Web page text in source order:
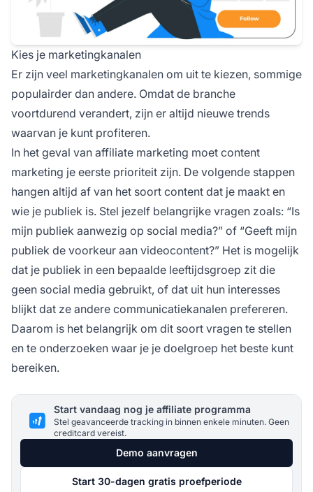
Kies je marketingkanalen
Er zijn veel marketingkanalen om uit te kiezen, sommige
populairder dan andere. Omdat de branche
voortdurend verandert, zijn er altijd nieuwe trends
waarvan je kunt profiteren.
In het geval van affiliate marketing moet content
marketing je eerste prioriteit zijn. De volgende stappen
hangen altijd af van het soort content dat je maakt en
wie je publiek is. Stel jezelf belangrijke vragen zoals: “Is
mijn publiek aanwezig op social media?” of “Geeft mijn
publiek de voorkeur aan videocontent?” Het is mogelijk
dat je publiek in een bepaalde leeftijdsgroep zit die
geen social media gebruikt, of dat uit hun interesses
blijkt dat ze andere communicatiekanalen prefereren.
Daarom is het belangrijk om dit soort vragen te stellen
en te onderzoeken waar je je doelgroep het beste kunt
bereiken.
Start vandaag nog je affiliate programma
Stel geavanceerde tracking in binnen enkele minuten. Geen
creditcard vereist.
Demo aanvragen
Start 30-dagen gratis proefperiode